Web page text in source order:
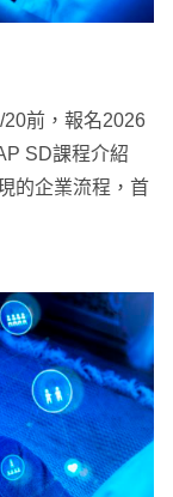
前，報名2026
SD課程介紹
的企業流程，首